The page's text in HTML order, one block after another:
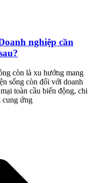
nghiệp cần
còn là xu hướng mang
sống còn đối với doanh
toàn cầu biến động, chi
cung ứng